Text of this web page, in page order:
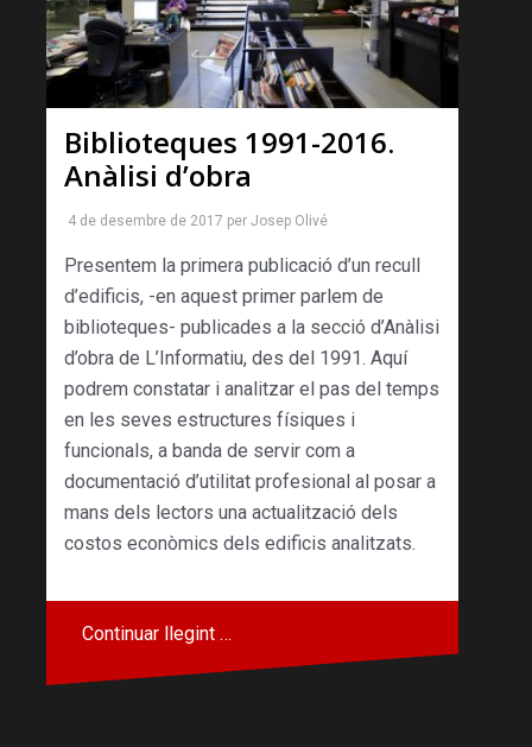
Biblioteques 1991-2016.
Anàlisi d’obra
4 de desembre de 2017 per Josep Olivé
Presentem la primera publicació d’un recull
d’edificis, -en aquest primer parlem de
biblioteques- publicades a la secció d’Anàlisi
d’obra de L’Informatiu, des del 1991. Aquí
podrem constatar i analitzar el pas del temps
en les seves estructures físiques i
funcionals, a banda de servir com a
documentació d’utilitat profesional al posar a
mans dels lectors una actualització dels
costos econòmics dels edificis analitzats.
Continuar llegint …